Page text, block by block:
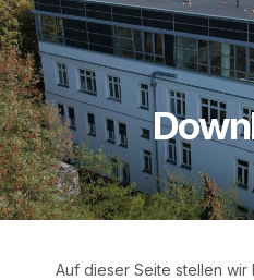
Auf die­ser Sei­te stel­len